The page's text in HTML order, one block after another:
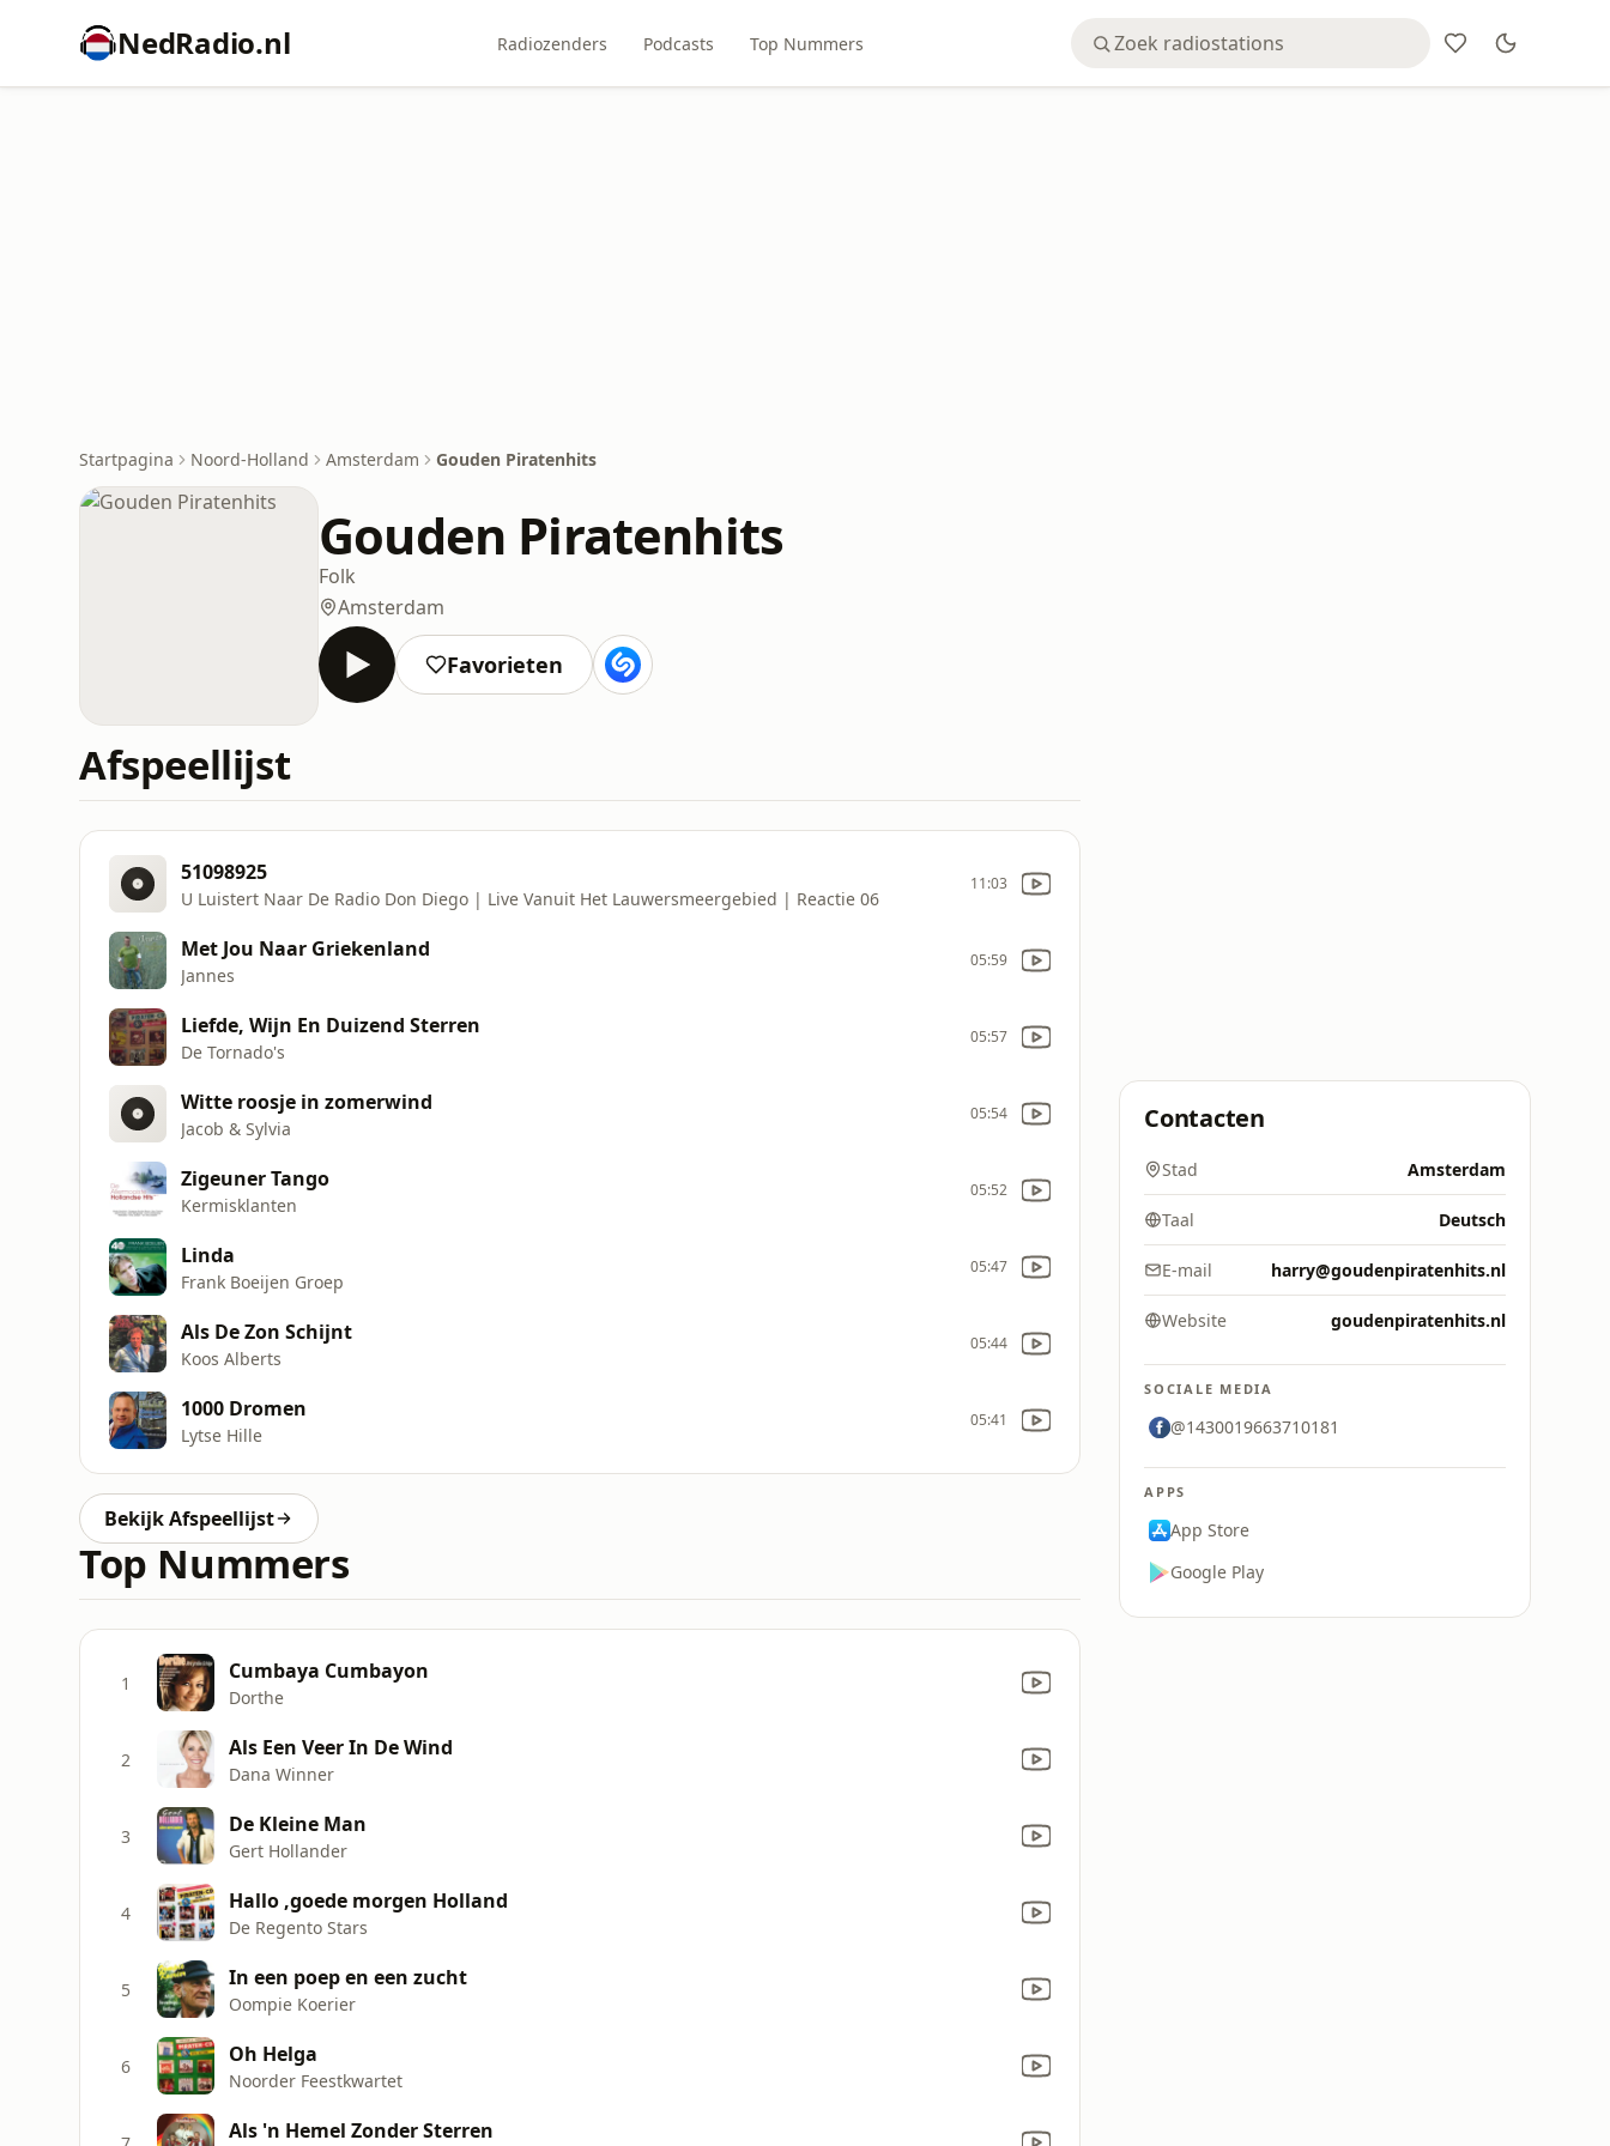
NedRadio.nl Radiozenders Podcasts Top Nummers
Startpagina Noord-Holland Amsterdam Gouden Piratenhits
Gouden Piratenhits
Folk
Amsterdam
Favorieten
Afspeellijst
51098925
U Luistert Naar De Radio Don Diego | Live Vanuit Het Lauwersmeergebied | Reactie 06
11:03
Met Jou Naar Griekenland
Jannes
05:59
Liefde, Wijn En Duizend Sterren
De Tornado's
05:57
Witte roosje in zomerwind
Jacob & Sylvia
05:54
Zigeuner Tango
Kermisklanten
05:52
Linda
Frank Boeijen Groep
05:47
Als De Zon Schijnt
Koos Alberts
05:44
1000 Dromen
Lytse Hille
05:41
Bekijk Afspeellijst
Top Nummers
1 Cumbaya Cumbayon
Dorthe
2 Als Een Veer In De Wind
Dana Winner
3 De Kleine Man
Gert Hollander
4 Hallo ,goede morgen Holland
De Regento Stars
5 In een poep en een zucht
Oompie Koerier
6 Oh Helga
Noorder Feestkwartet
Als 'n Hemel Zonder Sterren
Contacten
Stad Amsterdam
Taal Deutsch
E-mail harry@goudenpiratenhits.nl
Website goudenpiratenhits.nl
SOCIALE MEDIA
@1430019663710181
APPS
App Store
Google Play